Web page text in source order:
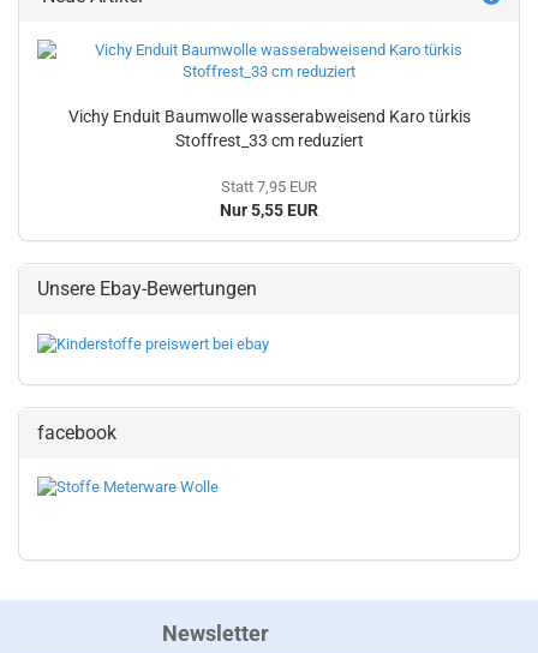
Vichy Enduit Baumwolle wasserabweisend Karo türkis
Stoffrest_33 cm reduziert
Statt 7,95 EUR
Nur 5,55 EUR
Unsere Ebay-Bewertungen
facebook
Newsletter